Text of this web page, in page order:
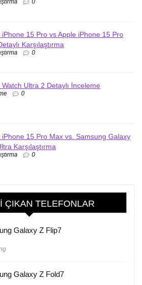
0
iPhone 15 Pro vs Apple iPhone 15 Pro
Karşılaştırma
0
Watch Ultra 2 Detaylı İnceleme
0
iPhone 15 Pro Max vs. Samsung Galaxy
Karşılaştırma
0
ÇIKAN TELEFONLAR
Galaxy Z Flip7
Galaxy Z Fold7